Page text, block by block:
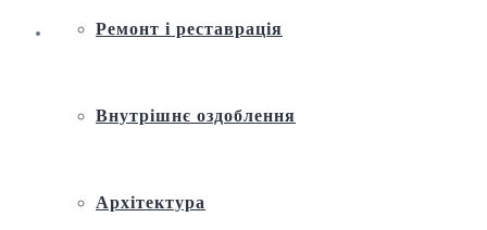
Ремонт і реставрація
Внутрішнє оздоблення
Архітектура